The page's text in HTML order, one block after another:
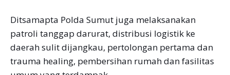
Ditsamapta Polda Sumut juga melaksanakan
patroli tanggap darurat, distribusi logistik ke
daerah sulit dijangkau, pertolongan pertama dan
trauma healing, pembersihan rumah dan fasilitas